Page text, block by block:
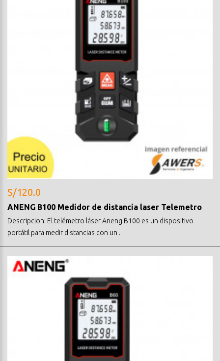
S/120.0
ANENG B100 Medidor de distancia laser Telemetro
Descripcion: El telémetro láser Aneng B100 es un dispositivo
portátil para medir distancias con un ..